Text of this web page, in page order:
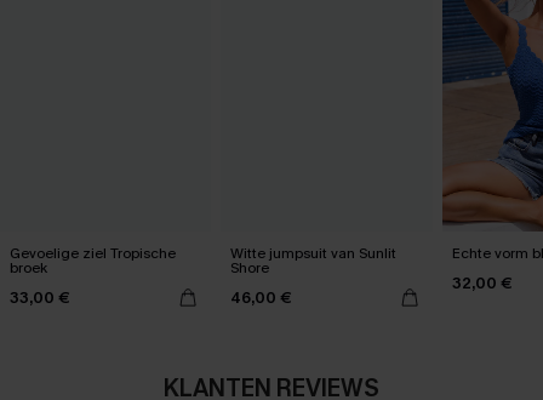
Gevoelige ziel Tropische
broek
33,00 €
Witte jumpsuit van Sunlit
Shore
46,00 €
Echte vorm
32,00 €
KLANTEN REVIEWS